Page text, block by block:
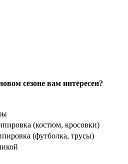
сезоне вам интересен?
(костюм, кросовки)
(футболка, трусы)